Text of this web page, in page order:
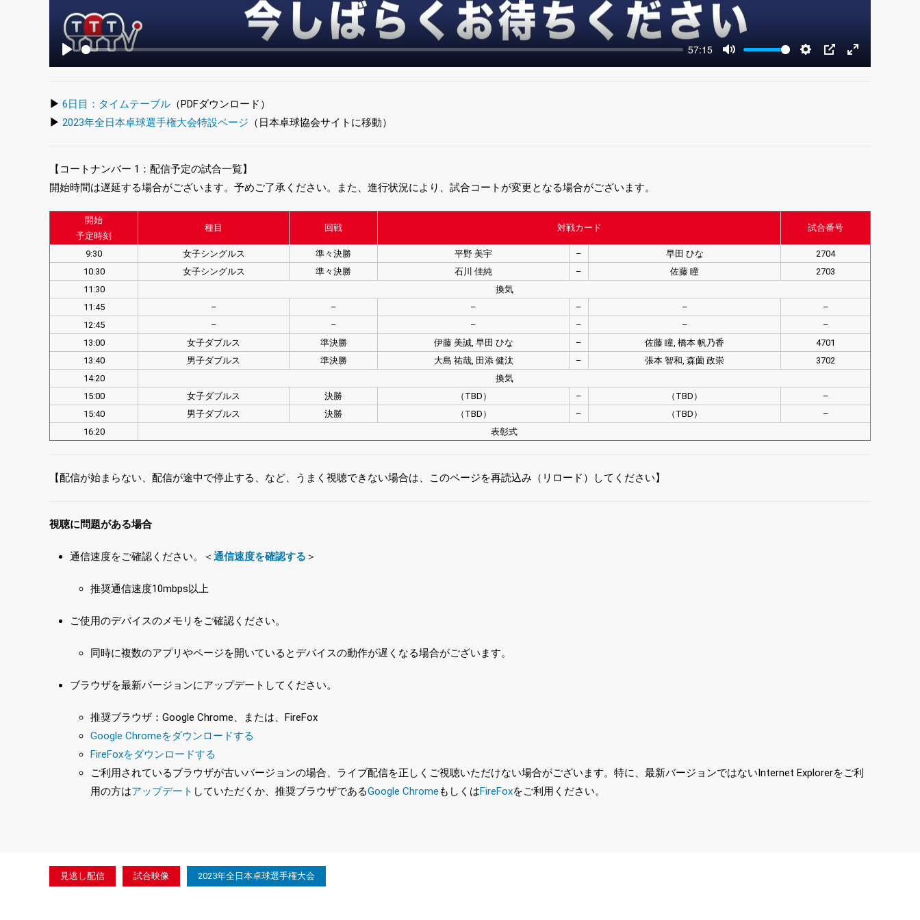
Play
57:15
Mute Settings
PIP Enter
▶ 6日目：タイムテーブル （PDFダウンロード）
▶ 2023年全日本卓球選手権大会特設ページ （日本卓球協会サイトに移動）
【コートナンバー 1：配信予定の試合一覧】
開始時間は遅延する場合がございます。予めご了承ください。また、進行状況により、試合コートが変更となる場合がございます。
開始
予定時刻
種目 回戦 対戦カード 試合番号
9:30 女子シングルス 準々決勝 平野 美宇 – 早田 ひな
2704
10:30
女子シングルス 準々決勝 石川 佳純 – 佐藤 瞳
2703
11:30
換気
11:45
– – – – –
–
12:45
– – – – –
–
13:00
女子ダブルス 準決勝 伊藤 美誠, 早田 ひな – 佐藤 瞳, 橋本 帆乃香
4701
13:40
男子ダブルス 準決勝 大島 祐哉, 田添 健汰 – 張本 智和, 森薗 政崇
3702
14:20
換気
15:00
女子ダブルス 決勝 （TBD） – （TBD）
–
15:40
男子ダブルス 決勝 （TBD） – （TBD）
–
16:20
表彰式
【配信が始まらない、配信が途中で停止する、など、うまく視聴できない場合は、このページを再読込み（リロード）してください】
視聴に問題がある場合
通信速度をご確認ください。＜通信速度を確認する ＞
推奨通信速度10mbps以上
ご使用のデバイスのメモリをご確認ください。
同時に複数のアプリやページを開いているとデバイスの動作が遅くなる場合がございます。
ブラウザを最新バージョンにアップデートしてください。
推奨ブラウザ：Google Chrome、または、FireFox
Google Chromeをダウンロードする
FireFoxをダウンロードする
ご利用されているブラウザが古いバージョンの場合、ライブ配信を正しくご視聴いただけない場合がございます。特に、最新バージョンではないInternet Explorerをご利
用の方はアップデート していただくか、推奨ブラウザであるGoogle ChromeもしくはFireFoxをご利用ください。
見逃し配信 試合映像 2023年全日本卓球選手権大会